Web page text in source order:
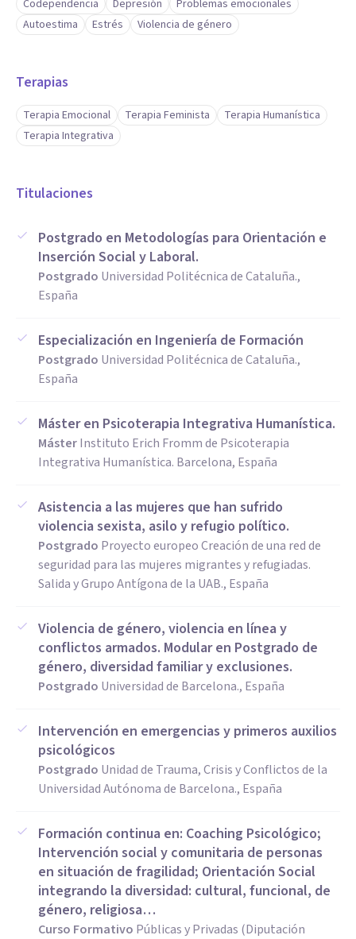
Codependencia Depresión
Problemas emocionales
Autoestima
Estrés Violencia de género
Terapias
Terapia Emocional Terapia Feminista
Terapia Humanística
Terapia Integrativa
Titulaciones
Postgrado en Metodologías para Orientación e
Inserción Social y Laboral.
Postgrado Universidad Politécnica de Cataluña.,
España
Especialización en Ingeniería de Formación
Postgrado Universidad Politécnica de Cataluña.,
España
Máster en Psicoterapia Integrativa Humanística.
MásterInstituto Erich Fromm de Psicoterapia
Integrativa Humanística. Barcelona, España
Asistencia a las mujeres que han sufrido
violencia sexista, asilo y refugio político.
Postgrado Proyecto europeo Creación de una red de
seguridad para las mujeres migrantes y refugiadas.
Salida y Grupo Antígona de la UAB., España
Violencia de género, violencia en línea y
conflictos armados. Modular en Postgrado de
género, diversidad familiar y exclusiones.
Postgrado Universidad de Barcelona., España
Intervención en emergencias y primeros auxilios
psicológicos
Postgrado Unidad de Trauma, Crisis y Conflictos de la
Universidad Autónoma de Barcelona., España
Formación continua en: Coaching Psicológico;
Intervención social y comunitaria de personas
en situación de fragilidad; Orientación Social
integrando la diversidad: cultural, funcional, de
género, religiosa…
Curso Formativo Públicas y Privadas (Diputación